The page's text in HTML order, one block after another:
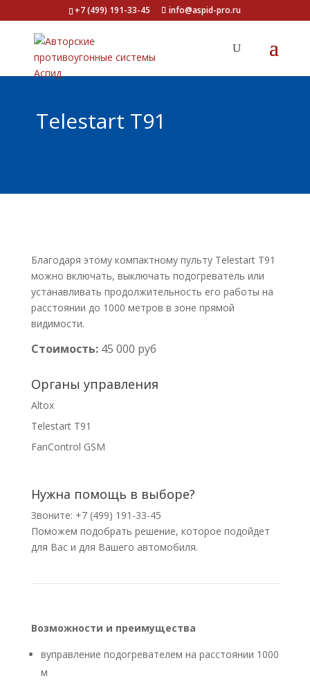
+7 (499) 191-33-45 info@aspid-pro.ru
Telestart T91
Благодаря этому компактному пульту Telestart T91
можно включать, выключать подогреватель или
устанавливать продолжительность его работы на
расстоянии до 1000 метров в зоне прямой
видимости.
Стоимость:45 000 руб
Органы управления
Altox
Telestart T91
FanControl GSM
Нужна помощь в выборе?
Звоните: +7 (499) 191-33-45
Поможем подобрать решение, которое подойдет
для Вас и для Вашего автомобиля.
Возможности и преимущества
вуправление подогревателем на расстоянии 1000
м